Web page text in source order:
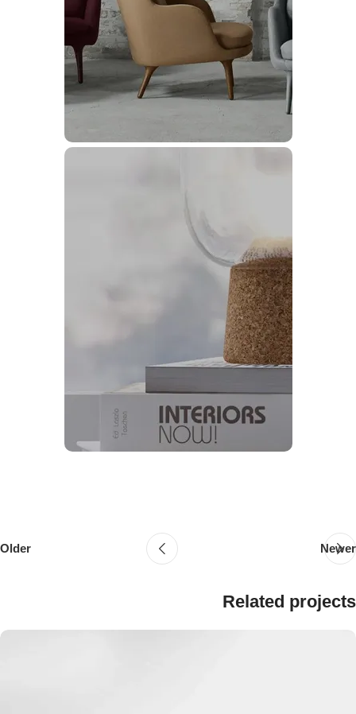
Newer
Older
Related projects